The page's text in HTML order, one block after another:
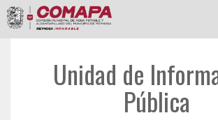
Unidad de
Pública